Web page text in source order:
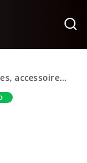
et applications